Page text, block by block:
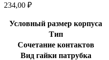
234,00 ₽
Условный размер корпуса
Тип
Сочетание контактов
Вид гайки патрубка